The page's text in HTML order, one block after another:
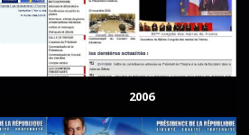
2006